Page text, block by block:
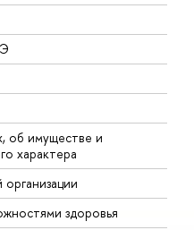
об имуществе и
характера
здоровья